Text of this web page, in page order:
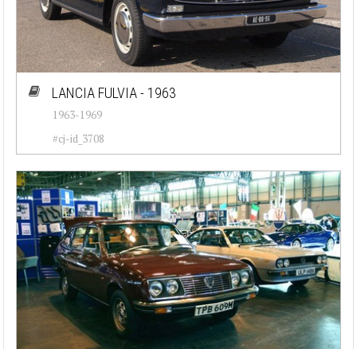
LANCIA FULVIA - 1963
1963-1969
#cj-id_3708